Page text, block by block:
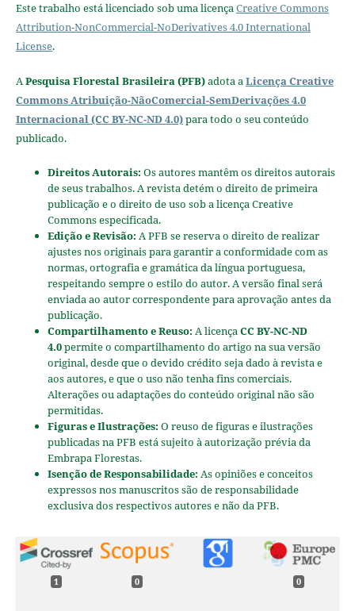
Este trabalho está licenciado sob uma licençaCreative Commons
Attribution-NonCommercial-NoDerivatives 4.0 International
License.
APesquisa Florestal Brasileira (PFB)adota aLicença Creative
Commons Atribuição-NãoComercial-SemDerivações 4.0
Internacional (CC BY-NC-ND 4.0)para todo o seu conteúdo
publicado.
Direitos Autorais: Os autores mantêm os direitos autorais
de seus trabalhos. A revista detém o direito de primeira
publicação e o direito de uso sob a licença Creative
Commons especificada.
Edição e Revisão: A PFB se reserva o direito de realizar
ajustes nos originais para garantir a conformidade com as
normas, ortografia e gramática da língua portuguesa,
respeitando sempre o estilo do autor. A versão final será
enviada ao autor correspondente para aprovação antes da
publicação.
Compartilhamento e Reuso: A licença CC BY-NC-ND
4.0permite o compartilhamento do artigo na sua versão
original, desde que o devido crédito seja dado à revista e
aos autores, e que o uso não tenha fins comerciais.
Alterações ou adaptações do conteúdo original não são
permitidas.
Figuras e Ilustrações: O reuso de figuras e ilustrações
publicadas na PFB está sujeito à autorização prévia da
Embrapa Florestas.
Isenção de Responsabilidade: As opiniões e conceitos
expressos nos manuscritos são de responsabilidade
exclusiva dos respectivos autores e não da PFB.
1 0 0